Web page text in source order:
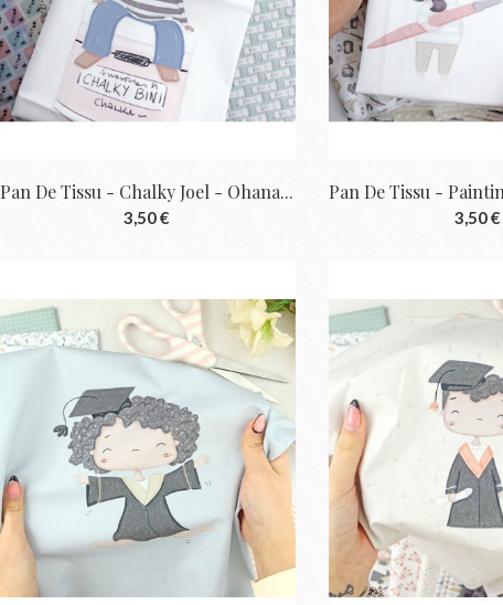
Pan De Tissu - Chalky Joel - Ohana...
3,50 € 3,50 €